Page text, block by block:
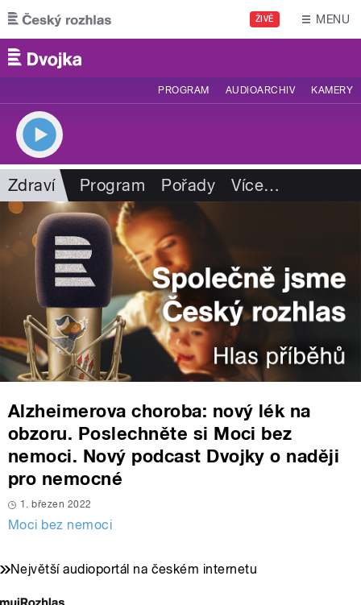
Přejít k hlavnímu obsahu
ŽIVĚ MENU
PROGRAM AUDIOARCHIV KAMERY
Zdraví Program Pořady Více…
Alzheimerova choroba: nový lék na
obzoru. Poslechněte si Moci bez
nemoci. Nový podcast Dvojky o naději
pro nemocné
1. březen 2022
Moci bez nemoci
Největší audioportál na českém internetu